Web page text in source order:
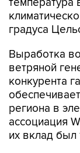
температура
градуса
Выработка
ветряной
конкурента
региона в
ассоциация
их вклад был